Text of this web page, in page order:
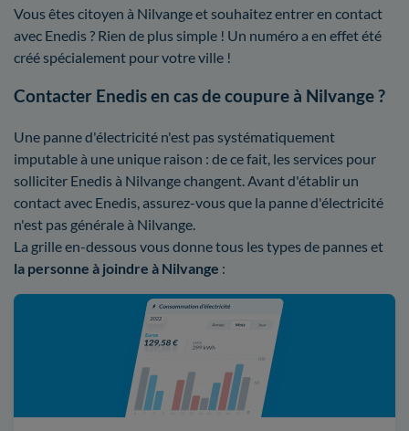
Vous êtes citoyen à Nilvange et souhaitez entrer en contact
avec Enedis ? Rien de plus simple ! Un numéro a en effet été
créé spécialement pour votre ville !
Contacter Enedis en cas de coupure à Nilvange ?
Une panne d'électricité n'est pas systématiquement
imputable à une unique raison : de ce fait, les services pour
solliciter Enedis à Nilvange changent. Avant d'établir un
contact avec Enedis, assurez-vous que la panne d'électricité
n'est pas générale à Nilvange.
La grille en-dessous vous donne tous les types de pannes et
la personne à joindre à Nilvange :